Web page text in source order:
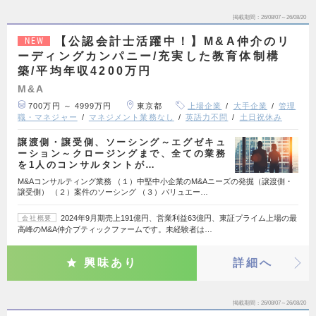
掲載期間 26/08/07～26/08/20
NEW
【公認会計士活躍中！】M&A仲介のリ
ーディングカンパニー/充実した教育体制構
築/平均年収4200万円
M&A
700万円 ～ 4999万円 東京都 上場企業 大手企業
管理
職・マネジャー
マネジメント業務なし 英語力不問 土日祝休み
譲渡側・譲受側、ソーシング～エグゼキュ
ーション～クロージングまで、全ての業務
を1人のコンサルタントが…
M&Aコンサルティング業務 （１）中堅中小企業のM&Aニーズの発掘（譲渡側・
譲受側） （２）案件のソーシング （３）バリュエー…
会社概要
2024年9月期売上191億円、営業利益63億円、東証プライム上場の最
高峰のM&A仲介ブティックファームです。未経験者は…
興味あり 詳細へ
掲載期間 26/08/07～26/08/20